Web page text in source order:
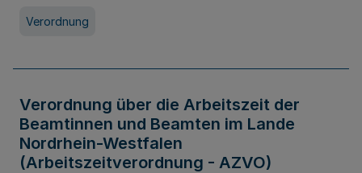
Verordnung
Verordnung über die Arbeitszeit der
Beamtinnen und Beamten im Lande
Nordrhein-Westfalen
(Arbeitszeitverordnung - AZVO)